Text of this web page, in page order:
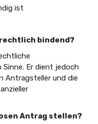
ist
bindend?
Sinne. Er dient jedoch
Antragsteller und die
Antrag stellen?